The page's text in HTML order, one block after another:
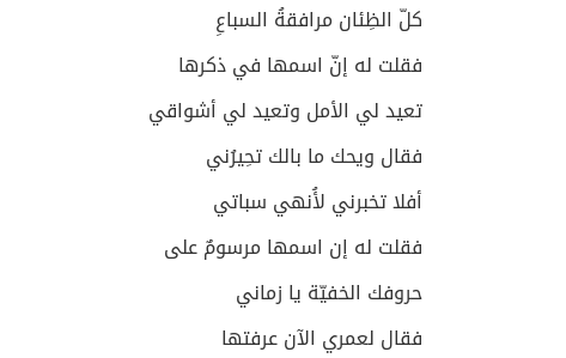
كلّ الظِئان مرافقةُ السباعِ
فقلت له إنّ اسمها في ذكرها
تعيد لي الأمل وتعيد لي أشواقي
فقال ويحك ما بالك تحِيرُني
أفلا تخبرني لأُنهي سباتي
فقلت له إن اسمها مرسومٌ على
حروفك الخفيّة يا زماني
فقال لعمري الآن عرفتها